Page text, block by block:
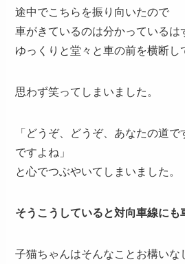
途中でこちらを振り向いたので
車がきているのは分かっているは
ゆっくりと堂々と車の前を横断し
思わず笑ってしまいました。
「どうぞ、どうぞ、あなたの道
ですよね」
と心でつぶやいてしまいました。
そうこうしていると対向車線にも
子猫ちゃんはそんなことお構いな